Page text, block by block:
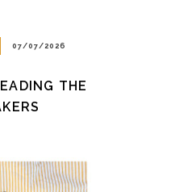
07/07/2026
THE